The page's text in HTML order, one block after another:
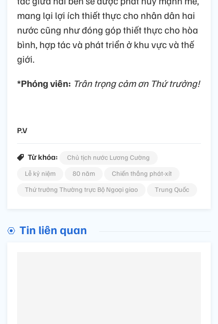
mang lại lợi ích thiết thực cho nhân dân hai
nước cũng như đóng góp thiết thực cho hòa
bình, hợp tác và phát triển ở khu vực và thế
giới.
*Phóng viên: Trân trọng cảm ơn Thứ trưởng!
P.V
Từ khóa:
Chủ tịch nước Lương Cường
Lễ kỷ niệm
80 năm
Chiến thắng phát-xít
Thứ trưởng Thường trực Bộ Ngoại giao
Trung Quốc
Tin liên quan